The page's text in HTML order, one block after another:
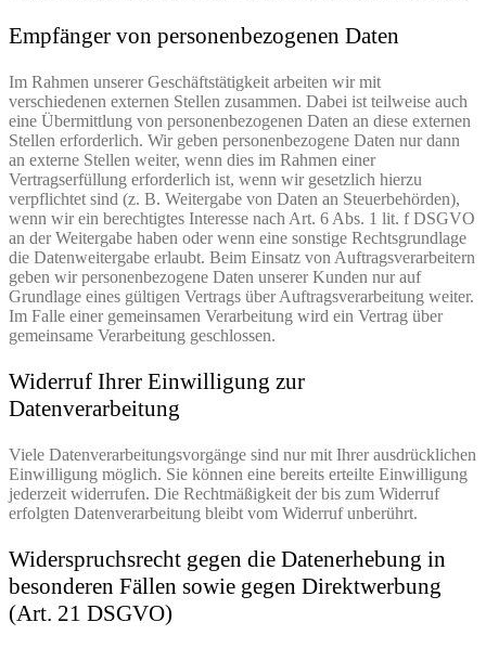
Empfänger von personenbezogenen Daten
Im Rahmen unserer Geschäftstätigkeit arbeiten wir mit
verschiedenen externen Stellen zusammen. Dabei ist teilweise auch
eine Übermittlung von personenbezogenen Daten an diese externen
Stellen erforderlich. Wir geben personenbezogene Daten nur dann
an externe Stellen weiter, wenn dies im Rahmen einer
Vertragserfüllung erforderlich ist, wenn wir gesetzlich hierzu
verpflichtet sind (z. B. Weitergabe von Daten an Steuerbehörden),
wenn wir ein berechtigtes Interesse nach Art. 6 Abs. 1 lit. f DSGVO
an der Weitergabe haben oder wenn eine sonstige Rechtsgrundlage
die Datenweitergabe erlaubt. Beim Einsatz von Auftragsverarbeitern
geben wir personenbezogene Daten unserer Kunden nur auf
Grundlage eines gültigen Vertrags über Auftragsverarbeitung weiter.
Im Falle einer gemeinsamen Verarbeitung wird ein Vertrag über
gemeinsame Verarbeitung geschlossen.
Widerruf Ihrer Einwilligung zur
Datenverarbeitung
Viele Datenverarbeitungsvorgänge sind nur mit Ihrer ausdrücklichen
Einwilligung möglich. Sie können eine bereits erteilte Einwilligung
jederzeit widerrufen. Die Rechtmäßigkeit der bis zum Widerruf
erfolgten Datenverarbeitung bleibt vom Widerruf unberührt.
Widerspruchsrecht gegen die Datenerhebung in
besonderen Fällen sowie gegen Direktwerbung
(Art. 21 DSGVO)